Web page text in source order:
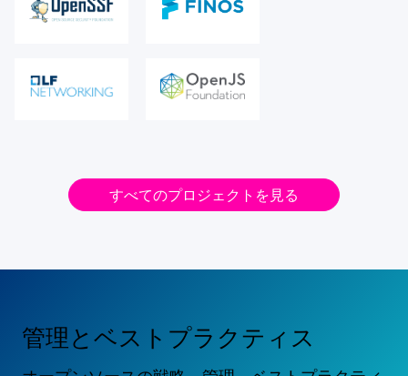
すべてのプロジェクトを見る
管理とベストプラクティス